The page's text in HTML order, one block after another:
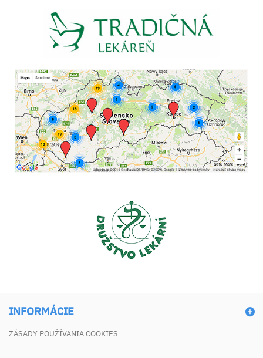
INFORMÁCIE
ZÁSADY POUŽÍVANIA COOKIES